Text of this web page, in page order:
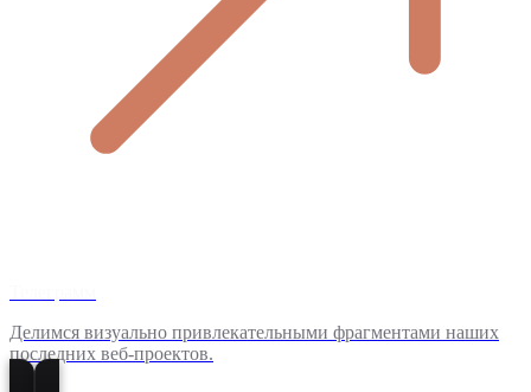
Делимся визуально привлекательными фрагментами наших
последних веб-проектов.